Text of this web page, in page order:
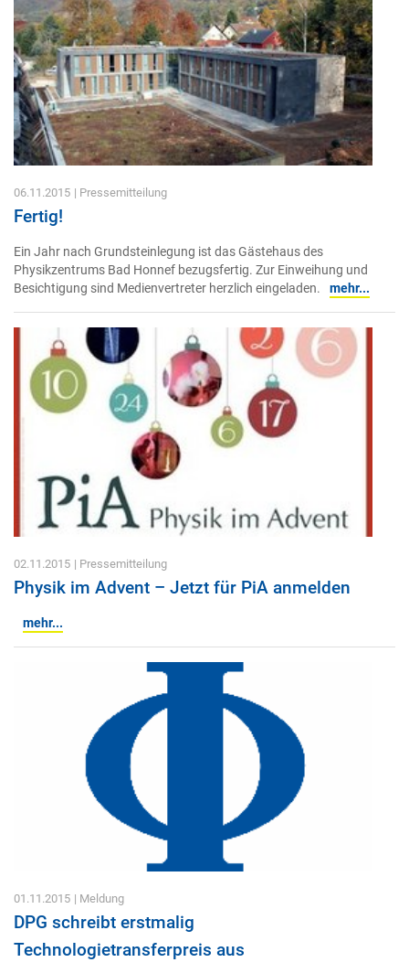
06.11.2015 | Pressemitteilung
Fertig!
Ein Jahr nach Grundsteinlegung ist das Gästehaus des
Physikzentrums Bad Honnef bezugsfertig. Zur Einweihung und
Besichtigung sind Medienvertreter herzlich eingeladen.
mehr...
02.11.2015 | Pressemitteilung
Physik im Advent – Jetzt für PiA anmelden
mehr...
01.11.2015 | Meldung
DPG schreibt erstmalig
Technologietransferpreis aus